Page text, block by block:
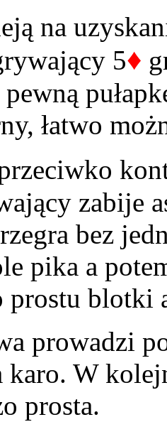
na
5♦
łatwo
zabije
bez
pika a
prostu blotki
prowadzi
karo. W
prosta.